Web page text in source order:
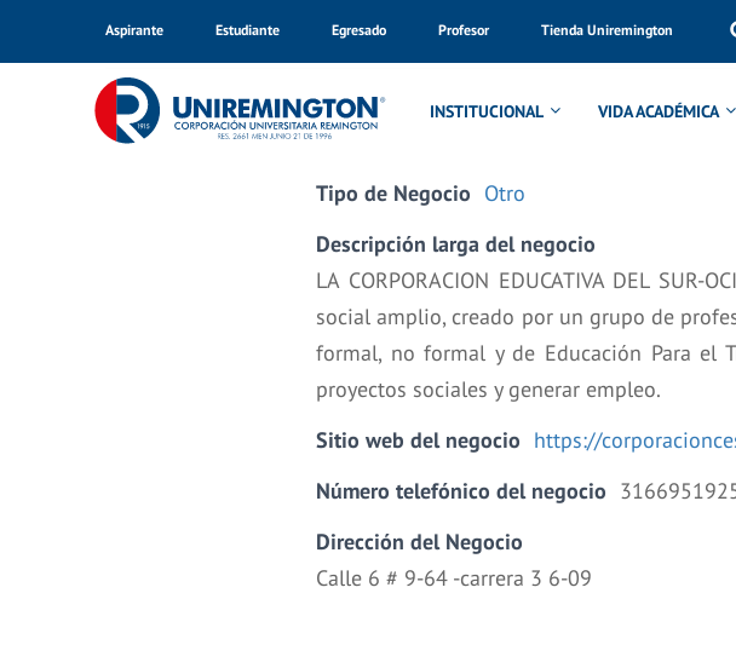
Aspirante Estudiante Egresado Profesor Tienda Uniremington
INSTITUCIONAL VIDA ACADÉMICA
Inicio
Tipo de Negocio Otro
Descripción larga del negocio
LA CORPORACION EDUCATIVA DEL
social amplio, creado por un grupo de
formal, no formal y de Educación Para el
proyectos sociales y generar empleo.
Sitio web del negocio https://
Número telefónico del negocio
Dirección del Negocio
Calle 6 # 9-64 -carrera 3 6-09